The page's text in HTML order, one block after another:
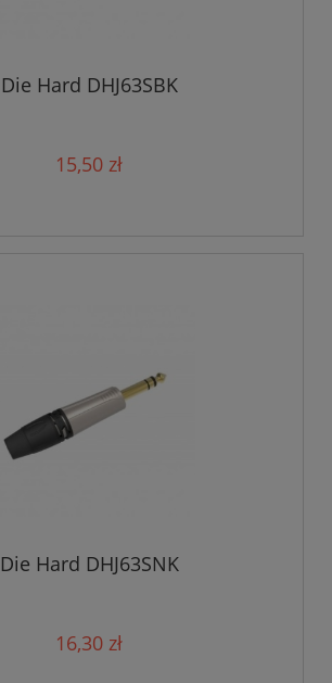
Die Hard DHJ63SBK
15,50 zł
Die Hard DHJ63SNK
16,30 zł